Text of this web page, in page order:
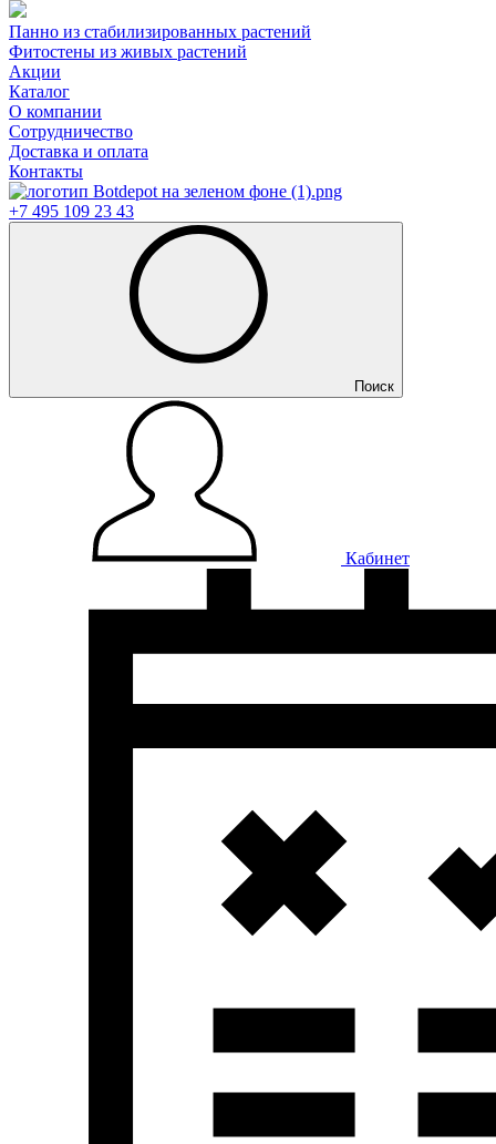
Панно из стабилизированных растений
Фитостены из живых растений
Акции
Каталог
О компании
Сотрудничество
Доставка и оплата
Контакты
+7 495 109 23 43
Поиск
Кабинет